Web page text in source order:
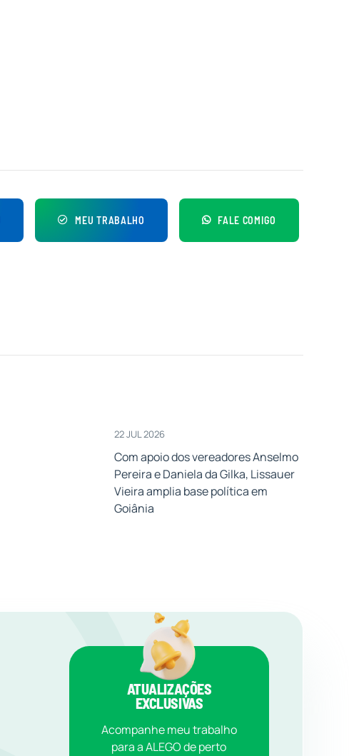
MEU TRABALHO FALE COMIGO
22 JUL 2026
Com apoio dos vereadores Anselmo
Pereira e Daniela da Gilka, Lissauer
Vieira amplia base política em
Goiânia
ATUALIZAÇÕES
EXCLUSIVAS
Acompanhe meu trabalho
para a ALEGO de perto